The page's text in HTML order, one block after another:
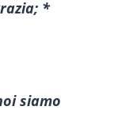
*
siamo